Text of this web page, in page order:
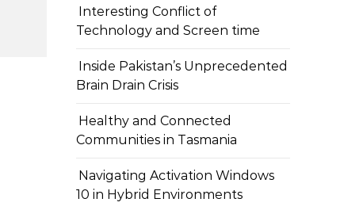
Interesting Conflict of
Technology and Screen time
Inside Pakistan’s Unprecedented
Brain Drain Crisis
Healthy and Connected
Communities in Tasmania
Navigating Activation Windows
10 in Hybrid Environments